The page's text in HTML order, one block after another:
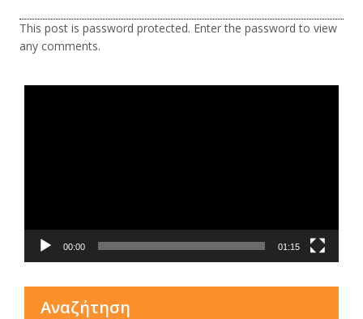
This post is password protected. Enter the password to view
any comments.
00:00 01:15
Αναζήτηση